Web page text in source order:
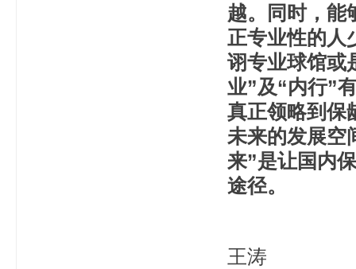
越。同时，能
正专业性的人
诩专业球馆或
业”及“内行”
真正领略到保
未来的发展空
来”是让国内
途径。
王涛